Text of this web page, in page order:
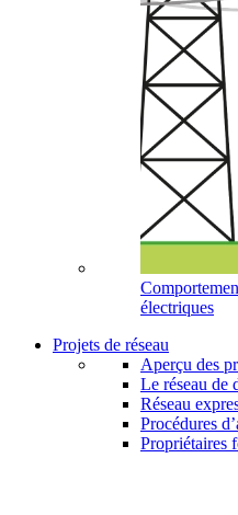
électriques
Projets de réseau
Aperçu des
Le réseau de
Réseau
Procédures
Propriétaires